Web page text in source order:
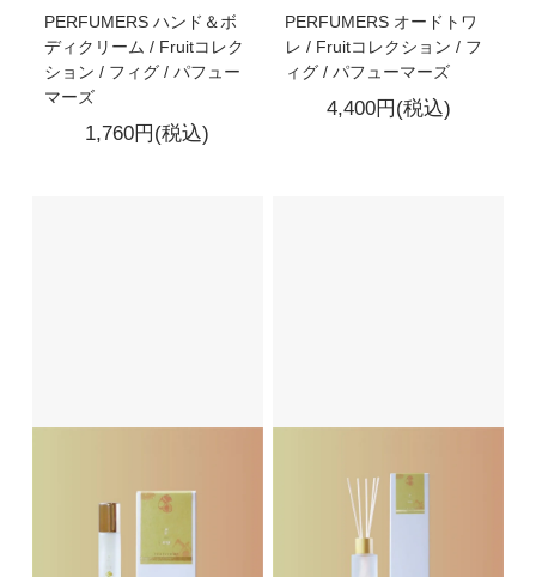
PERFUMERS ハンド＆ボ
ディクリーム / Fruitコレク
ション / フィグ / パフュー
マーズ
1,760円(税込)
PERFUMERS オードトワ
レ / Fruitコレクション / フ
ィグ / パフューマーズ
4,400円(税込)